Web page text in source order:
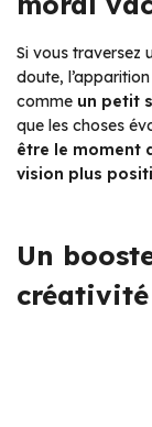
Si vous traversez
doute,
comme un petit
que les choses
être le moment
vision plus
Un
créativité